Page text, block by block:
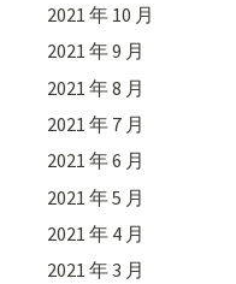
2021 年 10 月
2021 年 9 月
2021 年 8 月
2021 年 7 月
2021 年 6 月
2021 年 5 月
2021 年 4 月
2021 年 3 月